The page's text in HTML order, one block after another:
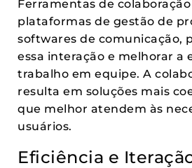
Ferramentas de
plataformas de gestão de
softwares de comunicação,
essa interação e melhorar a
trabalho em equipe. A
resulta em soluções mais
que melhor atendem às
usuários.
Eficiência e